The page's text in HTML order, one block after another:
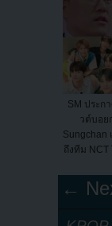
SM ประก
วต์บอย
Sungchan
ถึงทีม NCT
←